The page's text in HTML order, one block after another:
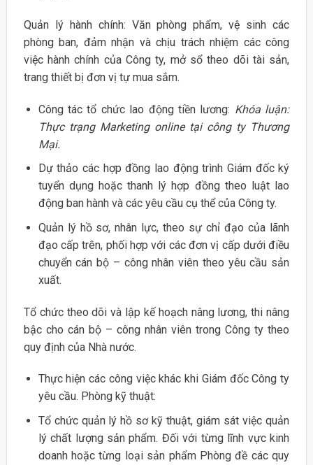
Quản lý hành chính: Văn phòng phẩm, vệ sinh các
phòng ban, đảm nhận và chịu trách nhiệm các công
việc hành chính của Công ty, mở sổ theo dõi tài sản,
trang thiết bị đơn vị tự mua sắm.
Công tác tổ chức lao động tiền lương: Khóa luận:
Thực trạng Marketing online tại công ty Thương
Mại.
Dự thảo các hợp đồng lao động trình Giám đốc ký
tuyển dụng hoặc thanh lý hợp đồng theo luật lao
động ban hành và các yêu cầu cụ thể của Công ty.
Quản lý hồ sơ, nhân lực, theo sự chỉ đạo của lãnh
đạo cấp trên, phối hợp với các đơn vị cấp dưới điều
chuyển cán bộ – công nhân viên theo yêu cầu sản
xuất.
Tổ chức theo dõi và lập kế hoạch nâng lương, thi nâng
bậc cho cán bộ – công nhân viên trong Công ty theo
quy định của Nhà nước.
Thực hiện các công việc khác khi Giám đốc Công ty
yêu cầu. Phòng kỹ thuật:
Tổ chức quản lý hồ sơ kỹ thuật, giám sát việc quản
lý chất lượng sản phẩm. Đối với từng lĩnh vực kinh
doanh hoặc từng loại sản phẩm Phòng đề các quy